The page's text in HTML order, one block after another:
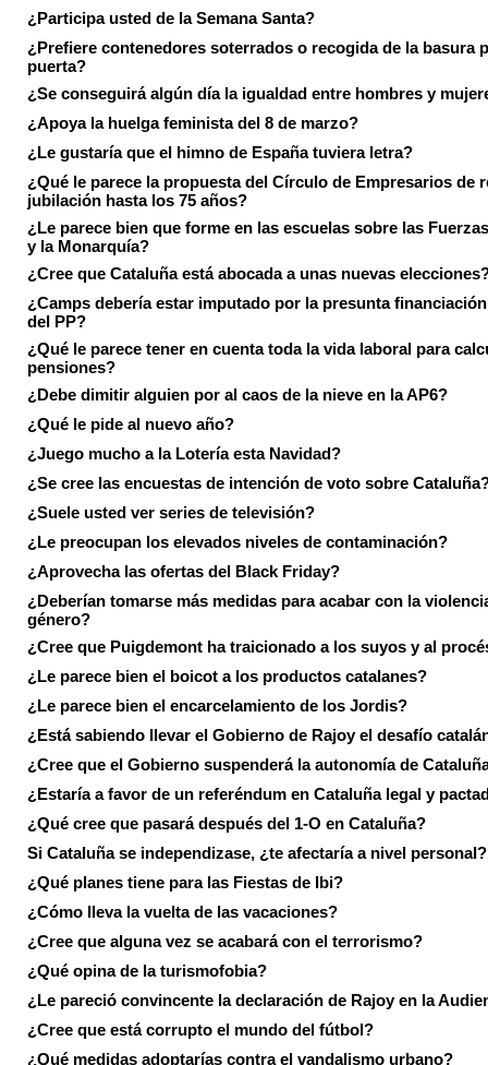
¿Participa usted de la Semana Santa?
¿Prefiere contenedores soterrados o recogida de la basura
puerta?
¿Se conseguirá algún día la igualdad entre hombres y
¿Apoya la huelga feminista del 8 de marzo?
¿Le gustaría que el himno de España tuviera letra?
¿Qué le parece la propuesta del Círculo de Empresarios de
jubilación hasta los 75 años?
¿Le parece bien que forme en las escuelas sobre las
y la Monarquía?
¿Cree que Cataluña está abocada a unas nuevas
¿Camps debería estar imputado por la presunta
del PP?
¿Qué le parece tener en cuenta toda la vida laboral para
pensiones?
¿Debe dimitir alguien por al caos de la nieve en la AP6?
¿Qué le pide al nuevo año?
¿Juego mucho a la Lotería esta Navidad?
¿Se cree las encuestas de intención de voto sobre
¿Suele usted ver series de televisión?
¿Le preocupan los elevados niveles de contaminación?
¿Aprovecha las ofertas del Black Friday?
¿Deberían tomarse más medidas para acabar con la
género?
¿Cree que Puigdemont ha traicionado a los suyos y al
¿Le parece bien el boicot a los productos catalanes?
¿Le parece bien el encarcelamiento de los Jordis?
¿Está sabiendo llevar el Gobierno de Rajoy el desafío
¿Cree que el Gobierno suspenderá la autonomía de
¿Estaría a favor de un referéndum en Cataluña legal y
¿Qué cree que pasará después del 1-O en Cataluña?
Si Cataluña se independizase, ¿te afectaría a nivel personal?
¿Qué planes tiene para las Fiestas de Ibi?
¿Cómo lleva la vuelta de las vacaciones?
¿Cree que alguna vez se acabará con el terrorismo?
¿Qué opina de la turismofobia?
¿Le pareció convincente la declaración de Rajoy en la
¿Cree que está corrupto el mundo del fútbol?
¿Qué medidas adoptarías contra el vandalismo urbano?